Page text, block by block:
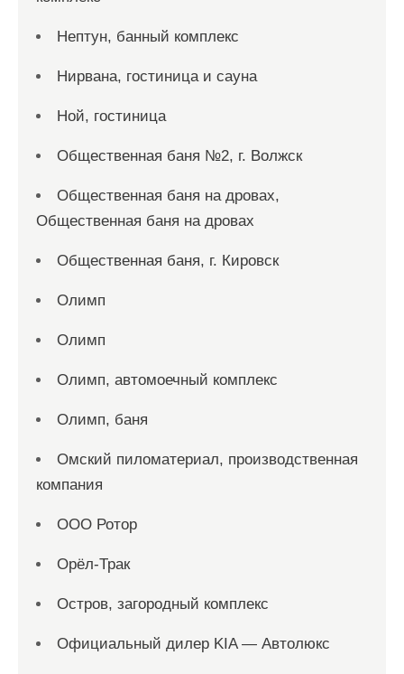
Нептун, банный комплекс
Нирвана, гостиница и сауна
Ной, гостиница
Общественная баня №2, г. Волжск
Общественная баня на дровах,
Общественная баня на дровах
Общественная баня, г. Кировск
Олимп
Олимп
Олимп, автомоечный комплекс
Олимп, баня
Омский пиломатериал, производственная
компания
ООО Ротор
Орёл-Трак
Остров, загородный комплекс
Официальный дилер KIA — Автолюкс